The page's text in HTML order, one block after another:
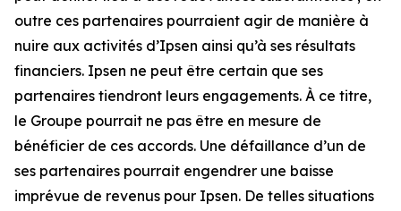
outre ces partenaires pourraient agir de manière à
nuire aux activités d’Ipsen ainsi qu’à ses résultats
financiers. Ipsen ne peut être certain que ses
partenaires tiendront leurs engagements. À ce titre,
le Groupe pourrait ne pas être en mesure de
bénéficier de ces accords. Une défaillance d’un de
ses partenaires pourrait engendrer une baisse
imprévue de revenus pour Ipsen. De telles situations